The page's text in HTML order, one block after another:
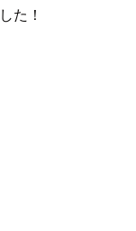
た！